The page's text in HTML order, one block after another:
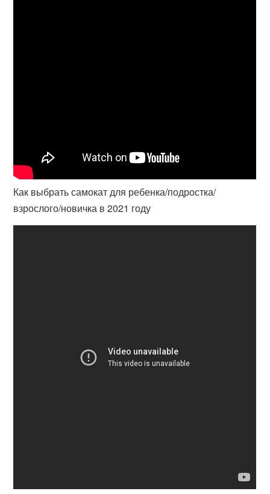
Как выбрать самокат для ребенка/подростка/
взрослого/новичка в 2021 году